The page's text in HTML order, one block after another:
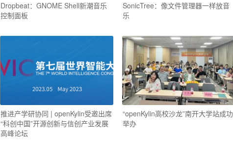
Dropbeat：GNOME Shell新潮音乐
控制面板
SonicTree：像文件管理器一样放音
乐
推进产学研协同 | openKylin受邀出席
“科创中国”开源创新与信创产业发展
高峰论坛
“openKylin高校沙龙”南开大学站成功
举办